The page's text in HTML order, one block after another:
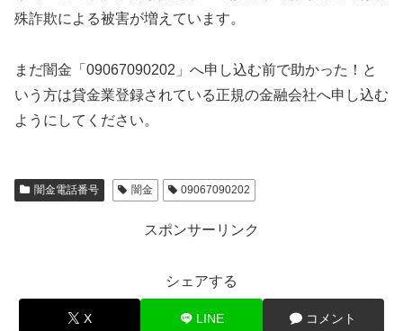
殊詐欺による被害が増えています。
まだ闇金「09067090202」へ申し込む前で助かった！と
いう方は貸金業登録されている正規の金融会社へ申し込む
ようにしてください。
闇金電話番号 闇金 09067090202
スポンサーリンク
シェアする
X LINE コメント